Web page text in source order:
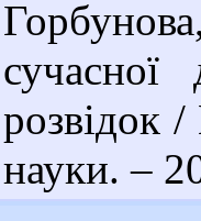
сучасної
розвідок
науки. –